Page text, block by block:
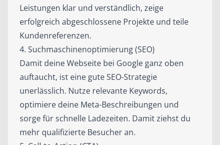
Leistungen klar und verständlich, zeige
erfolgreich abgeschlossene Projekte und teile
Kundenreferenzen.
4. Suchmaschinenoptimierung (SEO)
Damit deine Webseite bei Google ganz oben
auftaucht, ist eine gute SEO-Strategie
unerlässlich. Nutze relevante Keywords,
optimiere deine Meta-Beschreibungen und
sorge für schnelle Ladezeiten. Damit ziehst du
mehr qualifizierte Besucher an.